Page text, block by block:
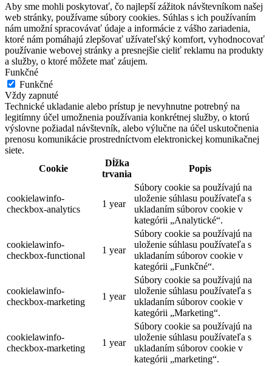
Aby sme mohli poskytovať, čo najlepší zážitok návštevníkom našej
web stránky, používame súbory cookies. Súhlas s ich používaním
nám umožní spracovávať údaje a informácie z vášho zariadenia,
ktoré nám pomáhajú zlepšovať užívateľský komfort, vyhodnocovať
používanie webovej stránky a presnejšie cieliť reklamu na produkty
a služby, o ktoré môžete mať záujem.
Funkčné
Funkčné
Vždy zapnuté
Technické ukladanie alebo prístup je nevyhnutne potrebný na
legitímny účel umožnenia používania konkrétnej služby, o ktorú
výslovne požiadal návštevník, alebo výlučne na účel uskutočnenia
prenosu komunikácie prostredníctvom elektronickej komunikačnej
siete.
Cookie
Dĺžka
trvania
Popis
cookielawinfo-
checkbox-analytics
1 year
Súbory cookie sa používajú na
uloženie súhlasu používateľa s
ukladaním súborov cookie v
kategórii „Analytické“.
cookielawinfo-
checkbox-functional
1 year
Súbory cookie sa používajú na
uloženie súhlasu používateľa s
ukladaním súborov cookie v
kategórii „Funkčné“.
cookielawinfo-
checkbox-marketing
1 year
Súbory cookie sa používajú na
uloženie súhlasu používateľa s
ukladaním súborov cookie v
kategórii „Marketing“.
cookielawinfo-
checkbox-marketing
1 year
Súbory cookie sa používajú na
uloženie súhlasu používateľa s
ukladaním súborov cookie v
kategórii „marketing“.